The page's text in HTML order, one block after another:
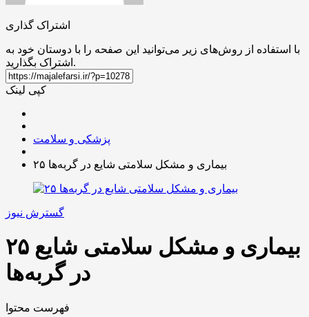
اشتراک گذاری
با استفاده از روش‌های زیر می‌توانید این صفحه را با دوستان خود به
اشتراک بگذارید.
کپی لینک
پزشکی و سلامت
۲۵ بیماری و مشکل سلامتی شایع در گربه‌ها
گسترش نیوز
۲۵ بیماری و مشکل سلامتی شایع
در گربه‌ها
فهرست محتوا